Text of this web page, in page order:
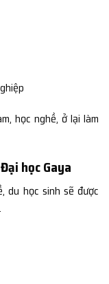
học nghề, ở lại làm
học Gaya
du học sinh sẽ được